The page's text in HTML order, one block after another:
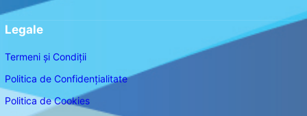
Legale
Termeni și Condiții
Politica de Confidențialitate
Politica de Cookies